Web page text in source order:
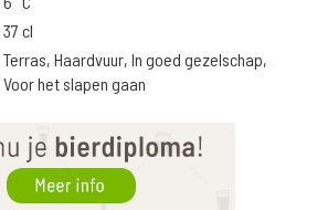
37 cl
Terras, Haardvuur, In goed gezelschap,
Voor het slapen gaan